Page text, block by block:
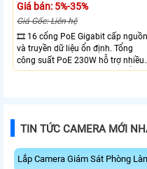
Giá bán: 5%-35%
Giá Gốc: Liên hệ
🎞 16 cổng PoE Gigabit cấp nguồn
và truyền dữ liệu ổn định. Tổng
công suất PoE 230W hỗ trợ nhiều
thiết bị cùng lúc. Tốc độ chuyển
TIN TỨC CAMERA MỚI
Lắp Camera Giám Sát Phòng